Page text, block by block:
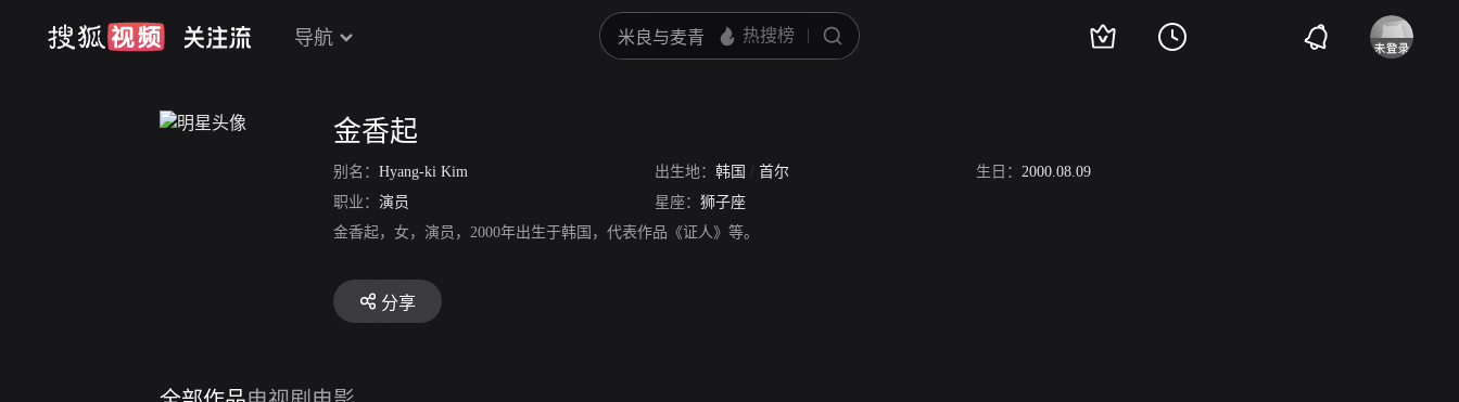
导航
金香起
别名： Hyang-ki Kim 出生地： 韩国 / 首尔 生日： 2000.08.09
职业： 演员 星座： 狮子座
金香起，女，演员，2000年出生于韩国，代表作品《证人》等。
分享